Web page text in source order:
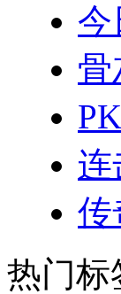
今
骨
连
传
热门标